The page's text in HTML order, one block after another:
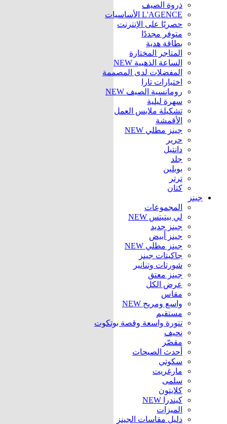
ذروة الصيف
L'AGENCE الأساسيات
حصريًا على الإنترنت
متوفر مجددًا
بطاقة هدية
المتاجر المختارة
الساعة الذهبية NEW
المفضلات لدى المصممة
اختيارات تارا
رومانسية الصيف NEW
سهرة ليلية
تشكيلة ملابس العمل
الأقمشة
جينز مطلي NEW
حرير
دانتيل
جلد
بوبلين
ترتر
كتان
جينز
المجموعات
لي بيتيتس NEW
جينز جديد
جينز أبيض
جينز مطلي NEW
جاكيتات جينز
شورتات وتنانير
جينز معتق
عرض الكل
مقاس
واسع ومريح NEW
مستقيم
تنورة واسعة وقصة بوتكوت
نحيف
مقصّر
أحدث الصيحات
سكوتي
مارغريت
سلمى
كلايتون
كيندرا NEW
الميزات
دليل مقاسات الجينز